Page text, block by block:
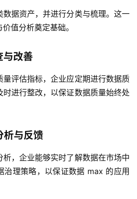
据资产，并进行分类与梳理。这一
值分析奠定基础。
与改善
评估指标，企业应定期进行数据质
时进行整改，以保证数据质量始终处
析与反馈
，企业能够实时了解数据在市场中
治理策略，以保证数据 max 的应用